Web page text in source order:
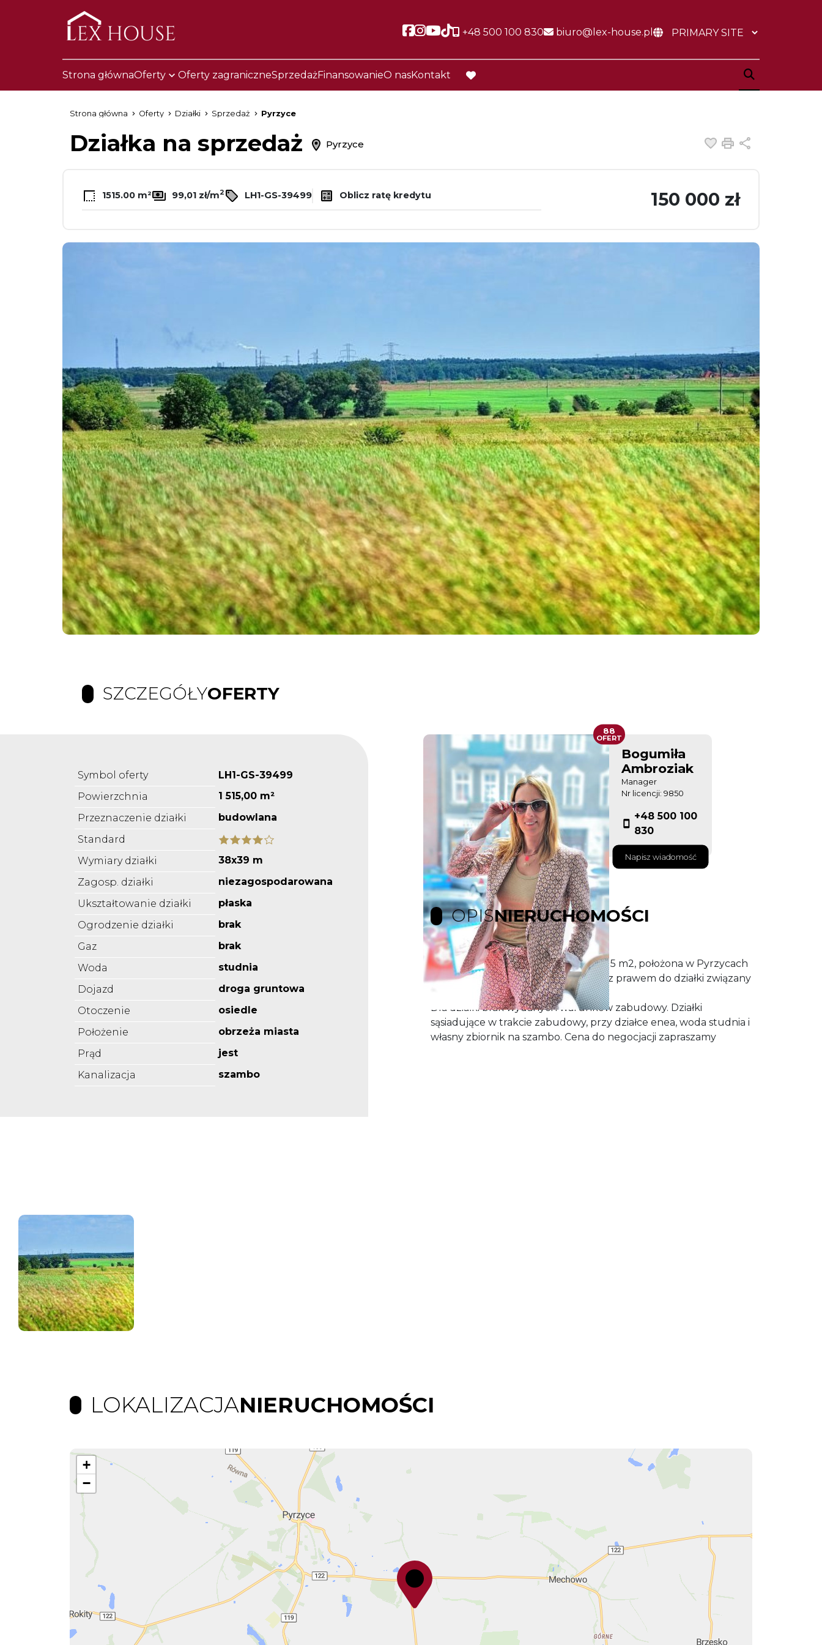
Social link
Social link
Social link
Social link
+48 500 100 830 biuro@lex-house.pl
Strona głównaOferty Oferty zagraniczneSprzedażFinansowanieO nasKontakt
favorite
Strona główna Oferty Działki Sprzedaż Pyrzyce
Działka na sprzedaż Pyrzyce Dodaj do
Drukuj
1515.00 m² 99,01 zł/m2 LH1-GS-39499 Oblicz ratę kredytu 150 000 zł
SZCZEGÓŁYOFERTY
Symbol oferty
LH1-GS-39499
Powierzchnia
1 515,00 m²
Przeznaczenie działki
budowlana
Standard
Wymiary działki
38x39 m
Zagosp. działki
niezagospodarowana
Ukształtowanie działki
płaska
Ogrodzenie działki
brak
Gaz
brak
Woda
studnia
Dojazd
droga gruntowa
Otoczenie
osiedle
Położenie
obrzeża miasta
Prąd
jest
Kanalizacja
szambo
Bogumiła
Ambroziak
Manager
Nr licencji: 9850
+48 500 100
830
Napisz wiadomość
88
OFERT
OPISNIERUCHOMOŚCI
Działka budowlana o powierzchni 1515 m2, położona w Pyrzycach
przy ulicy Czerwonomłyńskiej. Wraz z prawem do działki związany
jest udział w drodze dojazdowej.
Dla działki brak wydanych warunków zabudowy. Działki
sąsiadujące w trakcie zabudowy, przy działce enea, woda studnia i
własny zbiornik na szambo. Cena do negocjacji zapraszamy
LOKALIZACJANIERUCHOMOŚCI
+
−